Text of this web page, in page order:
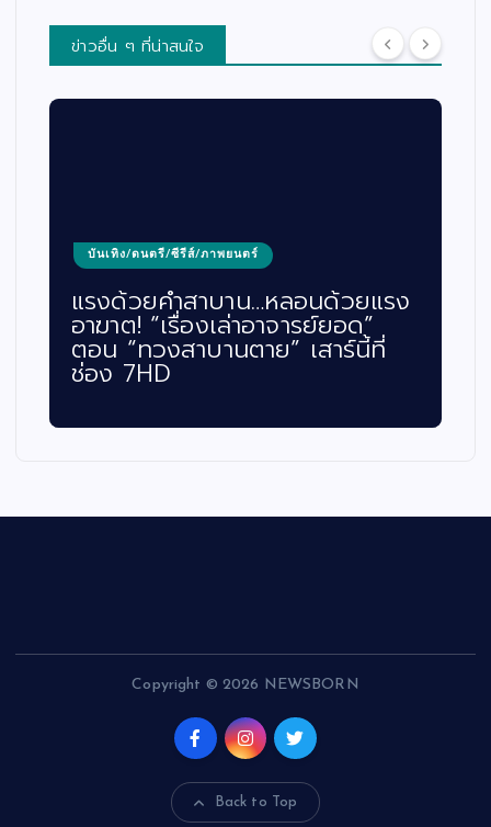
ข่าวอื่น ๆ ที่น่าสนใจ
บันเทิง/ดนตรี/ซีรีส์/ภาพยนตร์
แรงด้วยคำสาบาน…หลอนด้วยแรง
อาฆาต! “เรื่องเล่าอาจารย์ยอด”
ตอน “ทวงสาบานตาย” เสาร์นี้ที่
ช่อง 7HD
Copyright © 2026 NEWSBORN
Back to Top